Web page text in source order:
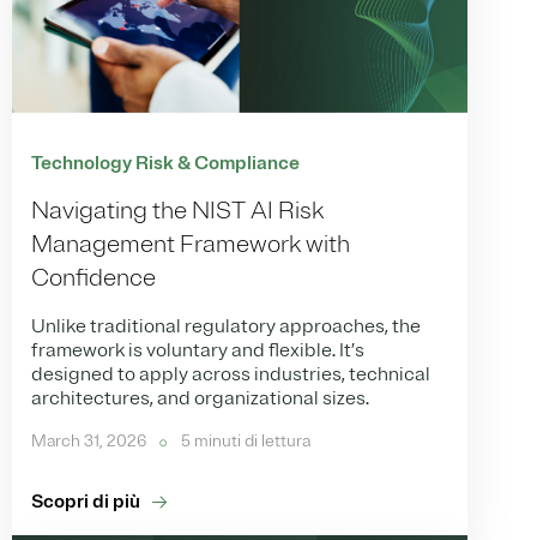
Technology Risk & Compliance
Navigating the NIST AI Risk
Management Framework with
Confidence
Unlike traditional regulatory approaches, the
framework is voluntary and flexible. It’s
designed to apply across industries, technical
architectures, and organizational sizes.
March 31, 2026 5 minuti di lettura
Scopri di più